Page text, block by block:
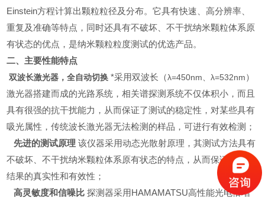
Einstein方程计算出颗粒粒径及分布。它具有快速、高分辨率、
重复及准确等特点，同时还具有不破坏、不干扰纳米颗粒体系原
有状态的优点，是纳米颗粒粒度测试的优选产品。
二、主要性能特点
双波长激光器，全自动切换*采用双波长（λ=450nm、λ=532nm）
激光器搭建而成的光路系统，相关谱探测系统不仅体积小，而且
具有很强的抗干扰能力，从而保证了测试的稳定性，对某些具有
吸光属性，传统波长激光器无法检测的样品，可进行有效检测；
先进的测试原理该仪器采用动态光散射原理，其测试方法具有
不破坏、不干扰纳米颗粒体系原有状态的特点，从而保证了测试
结果的真实性和有效性；
高灵敏度和信噪比探测器采用 HAMAMATSU高性能光电倍增